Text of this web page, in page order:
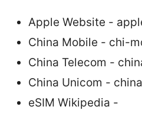
Apple Website -
China Mobile - chi-
China Telecom -
China Unicom -
eSIM Wikipedia -